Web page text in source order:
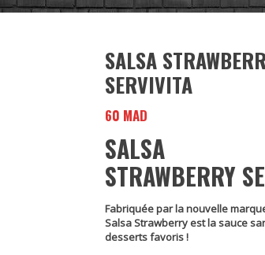
SALSA
SERVIVITA
60 MAD
SALSA
STRAWBERRY
Fabriquée par la nouvelle
Salsa Strawberry est la sauce
desserts favoris !